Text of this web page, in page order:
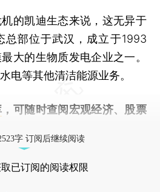
凯迪生态来说，这无异于
总部位于武汉，成立于1993
大的生物质发电企业之一。
电等其他清洁能源业务。
，可随时查阅宏观经济、股票
字 订阅后继续阅读
取已订阅的阅读权限